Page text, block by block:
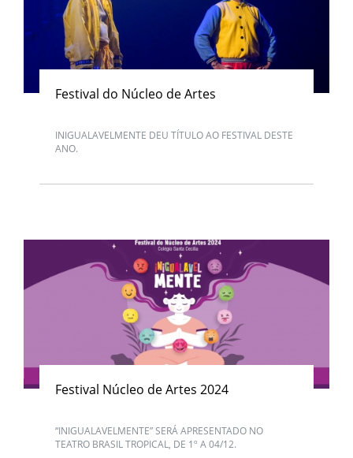
Festival do Núcleo de Artes
INIGUALAVELMENTE DEU TÍTULO AO FESTIVAL DESTE
ANO.
Festival Núcleo de Artes 2024
“INIGUALAVELMENTE” SERÁ APRESENTADO NO
TEATRO BRASIL TROPICAL, DE 1º A 04/12.